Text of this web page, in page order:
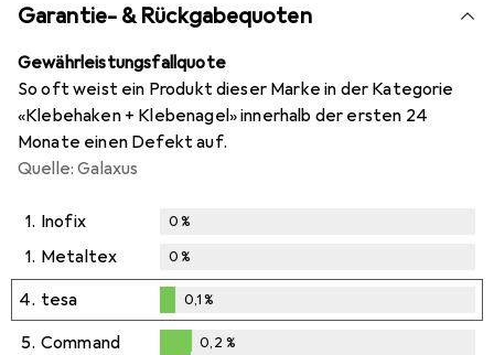
Garantie- & Rückgabequoten
Gewährleistungsfallquote
So oft weist ein Produkt dieser Marke in der Kategorie
«Klebehaken + Klebenagel» innerhalb der ersten 24
Monate einen Defekt auf.
Quelle: Galaxus
1. Inofix 0%
1. Metaltex 0%
4. tesa
0,1%
0,1%
5. Command 0,2 %